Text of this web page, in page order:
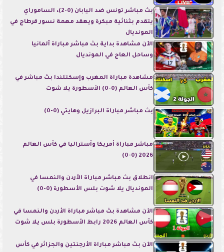
بث مباشر تونس ضد اليابان (0-2)، الساموراي
يتقدم بثنائية مبكرة ويعقد مهمة نسور قرطاج في
المونديال
الآن مشاهدة بداية بث مباشر مباراة ألمانيا
وساحل العاج في المونديال
مشاهدة مباراة المغرب وإسكتلندا بث مباشر في
كأس العالم (0-0) الأسطورة يلا شوت
بث مباشر مباراة البرازيل وهايتي (0-0)
مباشر مباراة أمريكا وأستراليا في كأس العالم
2026 (0-0)
انطلاق بث مباشر مباراة الأردن والنمسا في
المونديال يلا شوت بلس الأسطورة (0-0)
الآن مشاهدة بث مباشر مباراة الأردن والنمسا في
كأس العالم 2026 رابط الأسطورة بلس يلا شوت
الآن بث مباشر مباراة الأرجنتين والجزائر في كأس